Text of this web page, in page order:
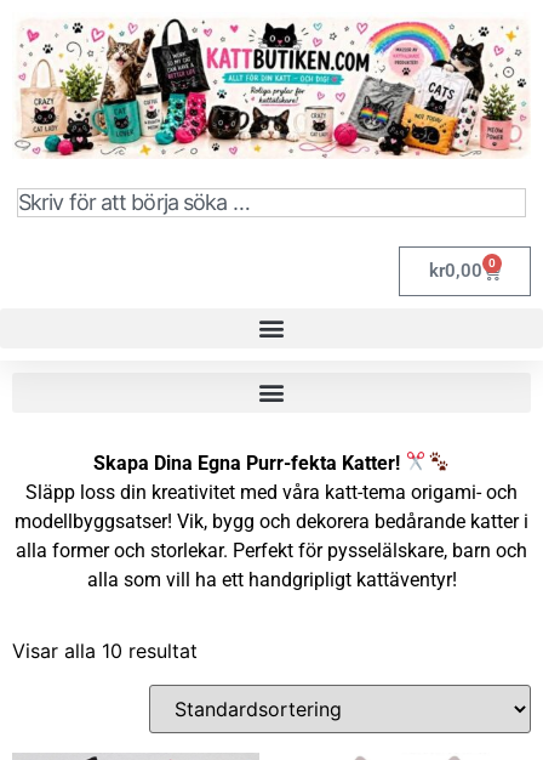
kr0,00 0
Skapa Dina Egna Purr-fekta Katter!
Släpp loss din kreativitet med våra katt-tema origami- och
modellbyggsatser! Vik, bygg och dekorera bedårande katter i
alla former och storlekar. Perfekt för pysselälskare, barn och
alla som vill ha ett handgripligt kattäventyr!
Visar alla 10 resultat